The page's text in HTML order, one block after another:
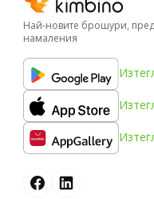
Най-новите брошури,
намаления